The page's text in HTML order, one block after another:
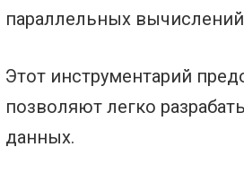
параллельных
Этот инструментарий
позволяют легко
данных.